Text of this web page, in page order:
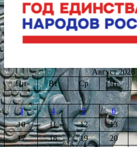
Август 2026
Пн
Вт Ср Чт
3
4 5 6
10
11 12 13
17
18 19 20